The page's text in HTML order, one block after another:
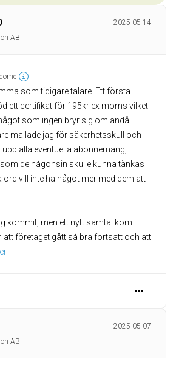
2025-05-14
AB
som tidigare talare. Ett första
ett certifikat för 195kr ex moms vilket
som ingen bryr sig om ändå.
mailade jag för säkerhetsskull och
alla eventuella abonnemang,
de någonsin skulle kunna tänkas
ord vill inte ha något mer med dem att
kommit, men ett nytt samtal kom
att företaget gått så bra fortsatt och att
2025-05-07
AB